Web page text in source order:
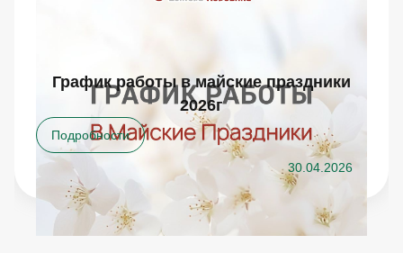
График работы в майские праздники
2026г
Подробности
30.04.2026